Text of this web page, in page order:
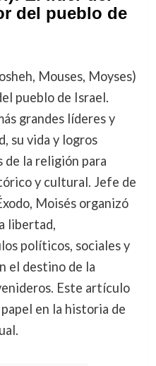
del pueblo de
Mouses, Moyses)
pueblo de Israel.
grandes líderes y
su vida y logros
la religión para
y cultural. Jefe de
Moisés organizó
libertad,
políticos, sociales y
el destino de la
Este artículo
en la historia de